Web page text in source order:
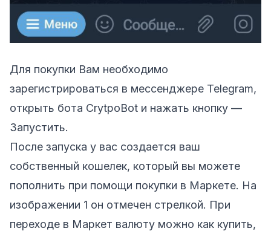
Для покупки Вам необходимо
зарегистрироваться в мессенджере Telegram,
открыть бота CrytpoBot и нажать кнопку —
Запустить.
После запуска у вас создается ваш
собственный кошелек, который вы можете
пополнить при помощи покупки в Маркете. На
изображении 1 он отмечен стрелкой. При
переходе в Маркет валюту можно как купить,